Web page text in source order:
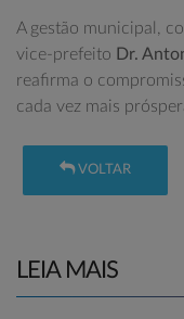
A gestão municipal,
vice-prefeito Dr.
reafirma o
cada vez mais
VOLTAR
LEIA MAIS